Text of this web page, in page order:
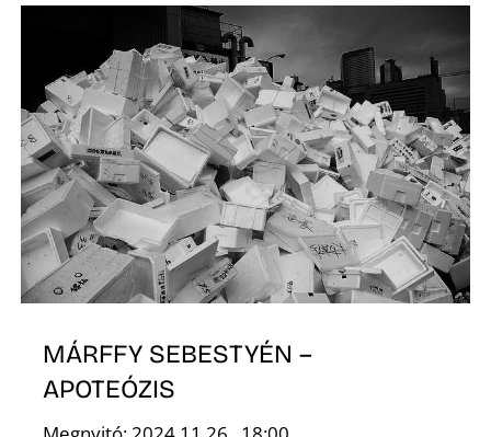
MÁRFFY SEBESTYÉN –
APOTEÓZIS